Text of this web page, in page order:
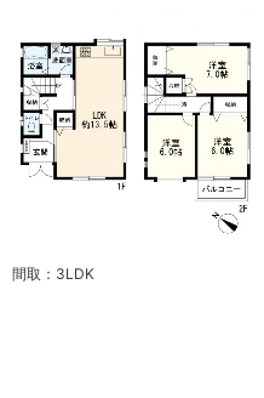
間取：3LDK